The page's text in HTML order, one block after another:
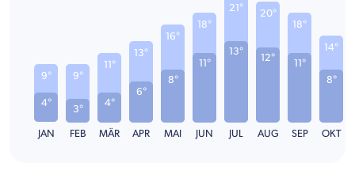
4°
9°
JAN
3°
9°
FEB
4°
11°
MÄR
6°
13°
APR
8°
16°
MAI
11°
18°
JUN
13°
21°
JUL
12°
20°
AUG
11°
18°
SEP
8°
14°
OKT